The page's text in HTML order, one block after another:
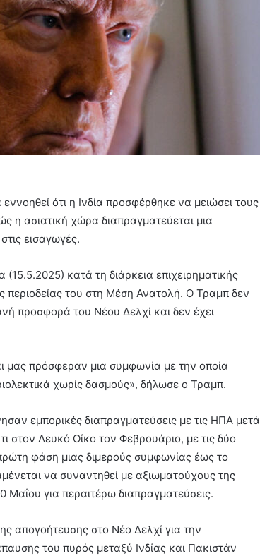
ότι η Ινδία προσφέρθηκε να μειώσει τους
η ασιατική χώρα διαπραγματεύεται μια
εισαγωγές.
κατά τη διάρκεια επιχειρηματικής
περιοδείας του στη Μέση Ανατολή. Ο Τραμπ δεν
προσφορά του Νέου Δελχί και δεν έχει
μας πρόσφεραν μια συμφωνία με την οποία
χωρίς δασμούς», δήλωσε ο Τραμπ.
εμπορικές διαπραγματεύσεις με τις ΗΠΑ μετά
Λευκό Οίκο τον Φεβρουάριο, με τις δύο
φάση μιας διμερούς συμφωνίας έως το
να συναντηθεί με αξιωματούχους της
για περαιτέρω διαπραγματεύσεις.
απογοήτευσης στο Νέο Δελχί για την
του πυρός μεταξύ Ινδίας και Πακιστάν